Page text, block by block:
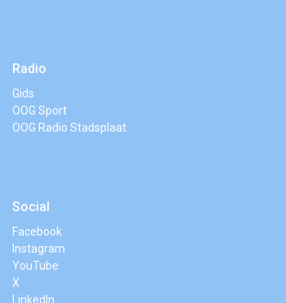
Radio
Gids
OOG Sport
OOG Radio Stadsplaat
Social
Facebook
Instagram
YouTube
X
LinkedIn